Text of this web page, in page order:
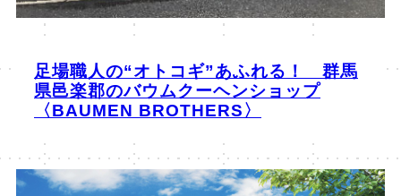
足場職人の“オトコギ”あふれる！ 群馬
県邑楽郡のバウムクーヘンショップ
〈BAUMEN BROTHERS〉